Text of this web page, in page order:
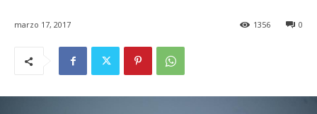
marzo 17, 2017 0
1356